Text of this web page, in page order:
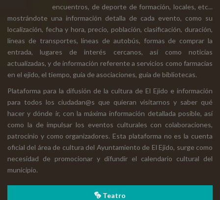
encuentros, de deporte de formación, locales, etc...
mostrándote una información detalla de cada evento, como su
localización, fecha y hora, precio, población, clasificación, duración,
líneas de transportes, líneas de autobús, formas de comprar la
entrada, lugares de interés cercanos, así como noticias
actualizadas, y de información referente a servicios como farmacias
en el ejido, el tiempo, guía de asociaciones, guía de bibliotecas.
Plataforma para la difusión de la cultura de El Ejido e información
para todos los ciudadan@s que quieran visitarnos y saber qué
hacer y dónde ir, con la máxima información detallada posible, así
como la de impulsar los eventos culturales con colaboraciones,
patrocinio y como organizadores. Esta plataforma no es la cuenta
oficial del área de cultura del Ayuntamiento de El Ejido, surge como
necesidad de promocionar y difundir el calendario cultural del
municipio.
Teatro